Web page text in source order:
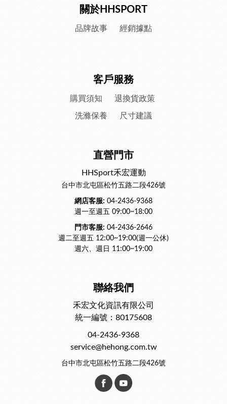
關於HHSPORT
品牌故事 經銷據點
客戶服務
購買須知 退換貨政策
洗滌保養 尺寸建議
直營門市
HHSport禾宏運動
台中市北屯區松竹五路二段426號
網店客服: 04-2436-9368
週一至週五 09:00~18:00
門市客服: 04-2436-2646
週二至週五 12:00~19:00(週一公休)
週六、週日 11:00~19:00
聯絡我們
禾宏文化資訊有限公司
統一編號：80175608
04-2436-9368
service@hehong.com.tw
台中市北屯區松竹五路二段426號